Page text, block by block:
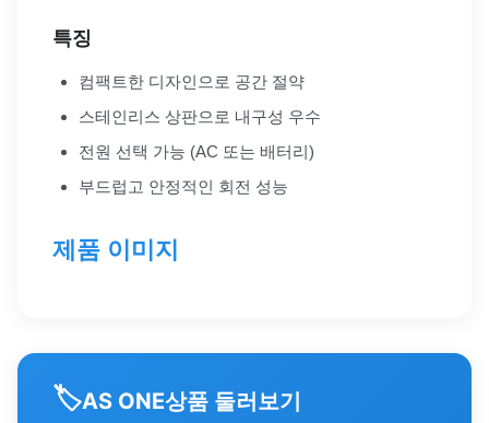
특징
컴팩트한 디자인으로 공간 절약
스테인리스 상판으로 내구성 우수
전원 선택 가능 (AC 또는 배터리)
부드럽고 안정적인 회전 성능
제품 이미지
🏷️AS ONE상품 둘러보기